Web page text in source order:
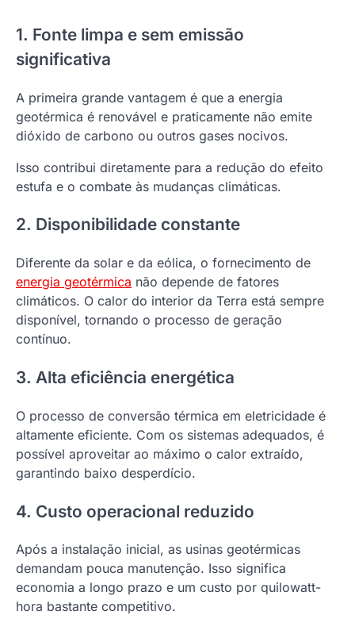
1. Fonte limpa e sem emissão
significativa
A primeira grande vantagem é que a energia
geotérmica é renovável e praticamente não emite
dióxido de carbono ou outros gases nocivos.
Isso contribui diretamente para a redução do efeito
estufa e o combate às mudanças climáticas.
2. Disponibilidade constante
Diferente da solar e da eólica, o fornecimento de
energia geotérmica não depende de fatores
climáticos. O calor do interior da Terra está sempre
disponível, tornando o processo de geração
contínuo.
3. Alta eficiência energética
O processo de conversão térmica em eletricidade é
altamente eficiente. Com os sistemas adequados, é
possível aproveitar ao máximo o calor extraído,
garantindo baixo desperdício.
4. Custo operacional reduzido
Após a instalação inicial, as usinas geotérmicas
demandam pouca manutenção. Isso significa
economia a longo prazo e um custo por quilowatt-
hora bastante competitivo.